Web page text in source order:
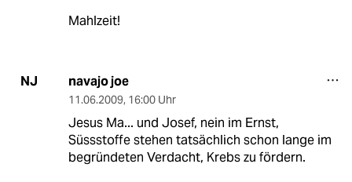
Mahlzeit!
NJ navajo joe
11.06.2009, 16:00 Uhr
Jesus Ma... und Josef, nein im Ernst,
Süssstoffe stehen tatsächlich schon lange im
begründeten Verdacht, Krebs zu fördern.